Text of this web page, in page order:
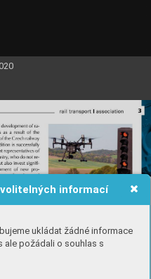
informací
ukládat žádné informace
ale požádali o souhlas s